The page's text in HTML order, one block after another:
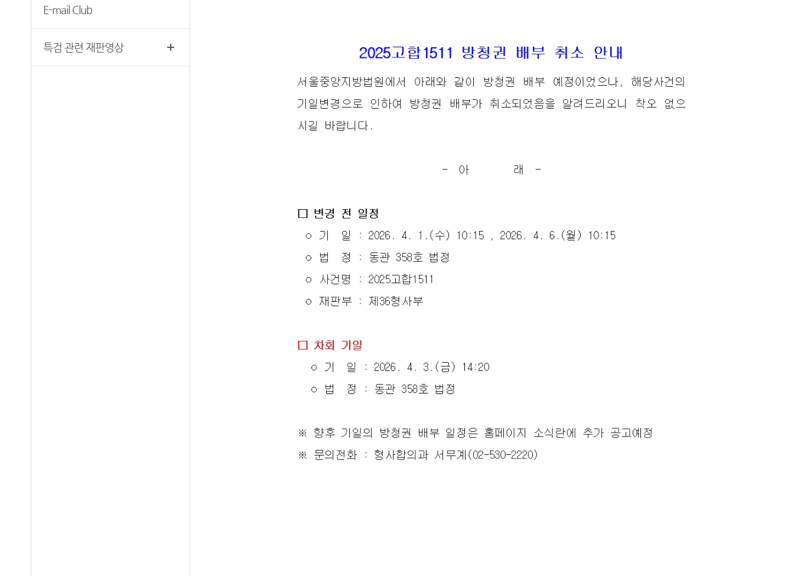
서울법원종합청사 집행문 등
E-mail Club
특검 관련 재판영상